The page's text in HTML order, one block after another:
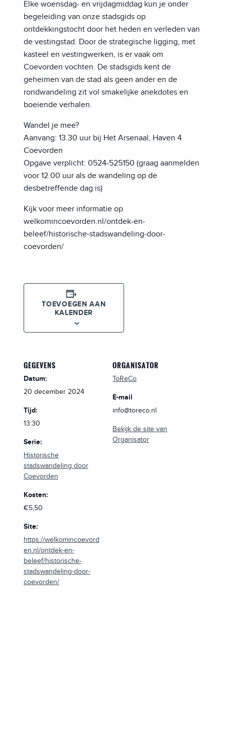
Elke woensdag- en vrijdagmiddag kun je onder
begeleiding van onze stadsgids op
ontdekkingstocht door het heden en verleden van
de vestingstad. Door de strategische ligging, met
kasteel en vestingwerken, is er vaak om
Coevorden vochten. De stadsgids kent de
geheimen van de stad als geen ander en de
rondwandeling zit vol smakelijke anekdotes en
boeiende verhalen.
Wandel je mee?
Aanvang: 13.30 uur bij Het Arsenaal, Haven 4
Coevorden
Opgave verplicht: 0524-525150 (graag aanmelden
voor 12.00 uur als de wandeling op de
desbetreffende dag is)
Kijk voor meer informatie op
welkomincoevorden.nl/ontdek-en-
beleef/historische-stadswandeling-door-
coevorden/
TOEVOEGEN AAN
KALENDER
GEGEVENS
Datum:
20 december 2024
Tijd:
13:30
Serie:
Historische
stadswandeling door
Coevorden
Kosten:
€5,50
Site:
https://welkomincoevord
en.nl/ontdek-en-
beleef/historische-
stadswandeling-door-
coevorden/
ORGANISATOR
ToReCo
E-mail
info@toreco.nl
Bekijk de site van
Organisator